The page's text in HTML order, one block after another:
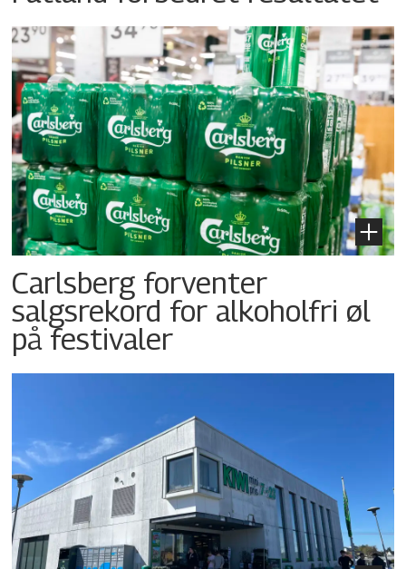
Carlsberg forventer
salgsrekord for alkoholfri øl
på festivaler